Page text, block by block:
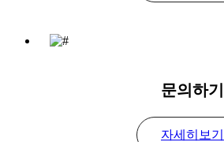
문의하기
자세히보기